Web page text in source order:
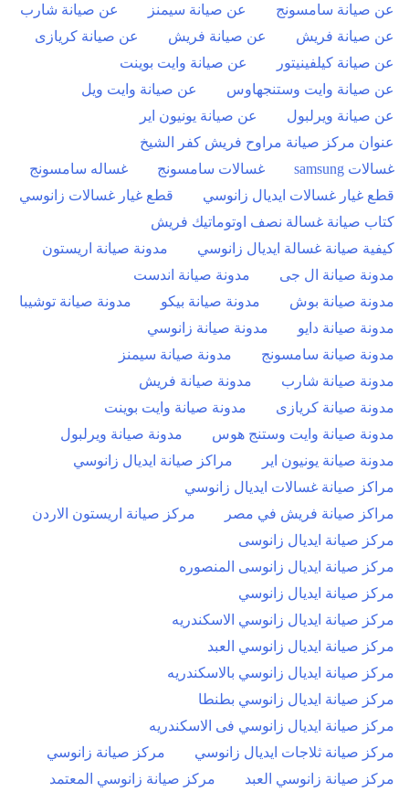
عن صيانة سامسونج
عن صيانة سيمنز
عن صيانة شارب
عن صيانة فريش
عن صيانة فريش
عن صيانة كريازى
عن صيانة كيلفينيتور
عن صيانة وايت بوينت
عن صيانة وايت وستنجهاوس
عن صيانة وايت ويل
عن صيانة ويرلبول
عن صيانة يونيون اير
عنوان مركز صيانة مراوح فريش كفر الشيخ
غسالات samsung
غسالات سامسونج
غساله سامسونج
قطع غيار غسالات ايديال زانوسي
قطع غيار غسالات زانوسي
كتاب صيانة غسالة نصف اوتوماتيك فريش
كيفية صيانة غسالة ايديال زانوسي
مدونة صيانة اريستون
مدونة صيانة ال جى
مدونة صيانة اندست
مدونة صيانة بوش
مدونة صيانة بيكو
مدونة صيانة توشيبا
مدونة صيانة دايو
مدونة صيانة زانوسي
مدونة صيانة سامسونج
مدونة صيانة سيمنز
مدونة صيانة شارب
مدونة صيانة فريش
مدونة صيانة كريازى
مدونة صيانة وايت بوينت
مدونة صيانة وايت وستنج هوس
مدونة صيانة ويرلبول
مدونة صيانة يونيون اير
مراكز صيانة ايديال زانوسي
مراكز صيانة غسالات ايديال زانوسي
مراكز صيانة فريش في مصر
مركز صيانة اريستون الاردن
مركز صيانة ايديال زانوسى
مركز صيانة ايديال زانوسى المنصوره
مركز صيانة ايديال زانوسي
مركز صيانة ايديال زانوسي الاسكندريه
مركز صيانة ايديال زانوسي العبد
مركز صيانة ايديال زانوسي بالاسكندريه
مركز صيانة ايديال زانوسي بطنطا
مركز صيانة ايديال زانوسي فى الاسكندريه
مركز صيانة ثلاجات ايديال زانوسي
مركز صيانة زانوسي
مركز صيانة زانوسي العبد
مركز صيانة زانوسي المعتمد